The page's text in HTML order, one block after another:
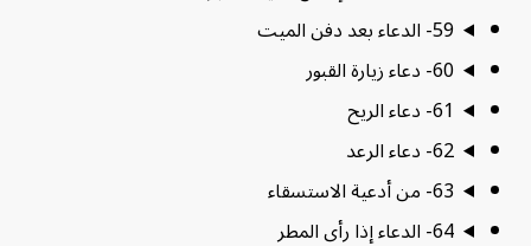
59- الدعاء بعد دفن الميت
60- دعاء زيارة القبور
61- دعاء الريح
62- دعاء الرعد
63- من أدعية الاستسقاء
64- الدعاء إذا رأى المطر